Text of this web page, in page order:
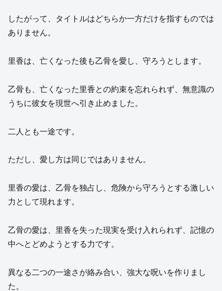
したがって、タイトルはどちらか一方だけを指すものでは
ありません。
里香は、亡くなった後も乙骨を愛し、守ろうとします。
乙骨も、亡くなった里香との約束を忘れられず、無意識の
うちに彼女を現世へ引き止めました。
二人とも一途です。
ただし、愛し方は同じではありません。
里香の愛は、乙骨を独占し、危険から守ろうとする激しい
力として現れます。
乙骨の愛は、里香を失った現実を受け入れられず、記憶の
中へとどめようとする力です。
異なる二つの一途さが絡み合い、強大な呪いを作りまし
た。